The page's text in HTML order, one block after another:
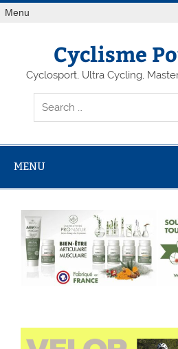
Menu
Cyclisme
Cyclosport, Ultra Cycling,
MENU